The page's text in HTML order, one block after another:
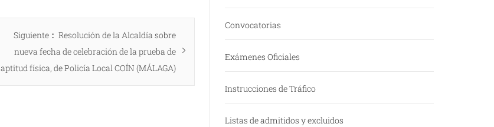
Siguiente
Entrada
siguiente:
Resolución de la Alcaldía sobre
nueva fecha de celebración de la prueba de
aptitud física, de Policía Local COÍN (MÁLAGA)
Convocatorias
Exámenes Oficiales
Instrucciones de Tráfico
Listas de admitidos y excluidos